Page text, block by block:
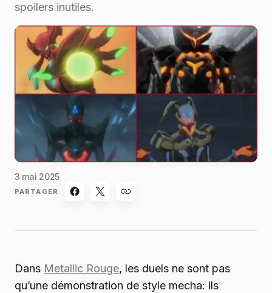
spoilers inutiles.
3 mai 2025
PARTAGER
Dans Metallic Rouge, les duels ne sont pas
qu’une démonstration de style mecha: ils